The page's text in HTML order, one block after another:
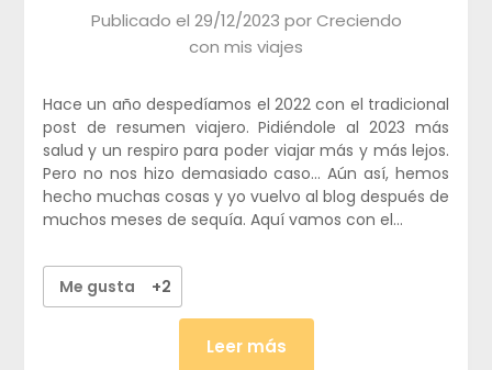
Publicado el 29/12/2023 porCreciendo
con mis viajes
Hace un año despedíamos el 2022 con el tradicional
post de resumen viajero. Pidiéndole al 2023 más
salud y un respiro para poder viajar más y más lejos.
Pero no nos hizo demasiado caso… Aún así, hemos
hecho muchas cosas y yo vuelvo al blog después de
muchos meses de sequía. Aquí vamos con el…
Me gusta +2
Leer más